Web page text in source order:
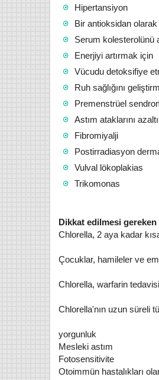
Hipertansiyon
Bir antioksidan olarak
Serum kolesterolünü
Enerjiyi artırmak için
Vücudu detoksifiye
Ruh sağlığını
Premenstrüel
Astım ataklarını
Fibromiyalji
Postirradiasyon
Vulval lökoplakias
Trikomonas
Dikkat edilmesi
Chlorella, 2 aya kadar
Çocuklar, hamileler ve
Chlorella, warfarin
Chlorella'nın uzun süreli
yorgunluk
Mesleki astım
Fotosensitivite
Otoimmün hastalıkları
Ramazan şerbeti
Şerbeti ve dadal
Hb. Adnan YILDIRIM
RAMAZAN İÇİN İFTAR
Öncelikle Hafızoğlu
olarak tüm islam
ramazanının hayırlara
olmasını Yüce
ediyoruz. Bu